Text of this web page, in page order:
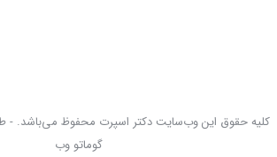
کلیه حقوق این وب‌سایت دکتر اسپرت محفوظ می‌باشد. -
گوماتو وب